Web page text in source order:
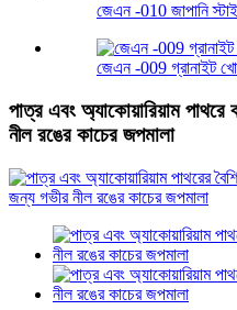
জেএন -010 জাপানি
জেএন -009 গ্রানাইট
পাত্র এবং অ্যাকোয়ারিয়াম
নীল রঙের কাচের জপমালা